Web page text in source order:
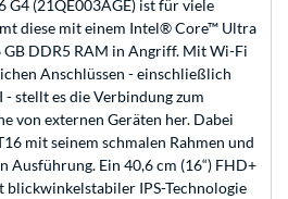
G4 (21QE003AGE) ist für viele
diese mit einem Intel® Core™ Ultra
GB DDR5 RAM in Angriff. Mit Wi-Fi
Anschlüssen - einschließlich
stellt es die Verbindung zum
von externen Geräten her. Dabei
mit seinem schmalen Rahmen und
Ausführung. Ein 40,6 cm (16“) FHD+
blickwinkelstabiler IPS-Technologie